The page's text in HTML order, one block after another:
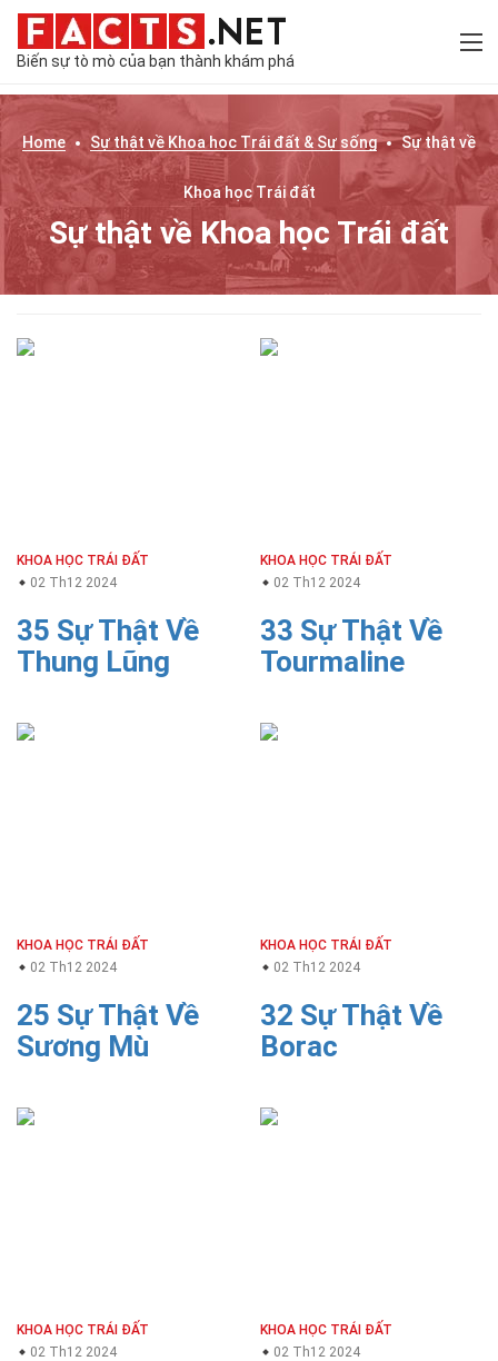
Biến sự tò mò của bạn thành khám phá
Home Sự thật về Khoa học Trái đất & Sự sống Sự thật về
Khoa học Trái đất
Sự thật về Khoa học Trái đất
KHOA HỌC TRÁI ĐẤT
02 Th12 2024
35 Sự Thật Về
Thung Lũng
KHOA HỌC TRÁI ĐẤT
02 Th12 2024
33 Sự Thật Về
Tourmaline
KHOA HỌC TRÁI ĐẤT
02 Th12 2024
25 Sự Thật Về
Sương Mù
KHOA HỌC TRÁI ĐẤT
02 Th12 2024
32 Sự Thật Về
Borac
KHOA HỌC TRÁI ĐẤT
02 Th12 2024
KHOA HỌC TRÁI ĐẤT
02 Th12 2024